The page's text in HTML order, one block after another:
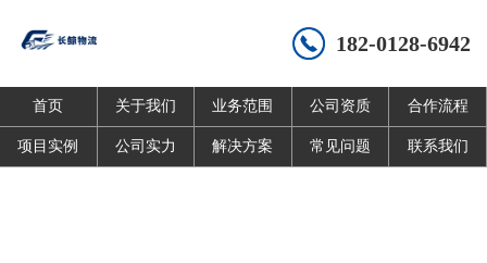
182-0128-6942
首页 关于我们 业务范围 公司资质 合作流程
项目实例 公司实力 解决方案 常见问题 联系我们